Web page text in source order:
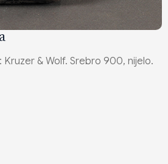
Kruzer & Wolf. Srebro 900, nijelo.